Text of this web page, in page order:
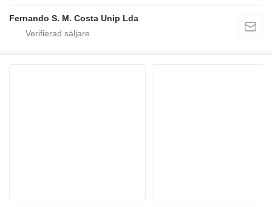
Fernando S. M. Costa Unip Lda